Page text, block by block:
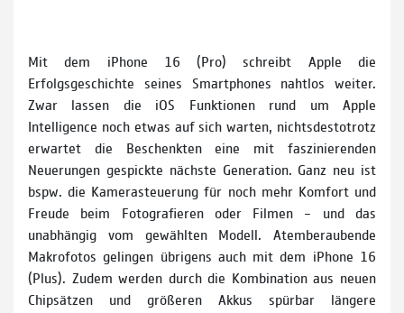
Mit dem iPhone 16 (Pro) schreibt Apple die
Erfolgsgeschichte seines Smartphones nahtlos weiter.
Zwar lassen die iOS Funktionen rund um Apple
Intelligence noch etwas auf sich warten, nichtsdestotrotz
erwartet die Beschenkten eine mit faszinierenden
Neuerungen gespickte nächste Generation. Ganz neu ist
bspw. die Kamerasteuerung für noch mehr Komfort und
Freude beim Fotografieren oder Filmen – und das
unabhängig vom gewählten Modell. Atemberaubende
Makrofotos gelingen übrigens auch mit dem iPhone 16
(Plus). Zudem werden durch die Kombination aus neuen
Chipsätzen und größeren Akkus spürbar längere